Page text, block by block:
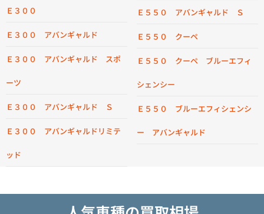
Ｅ３００
Ｅ３００ アバンギャルド
Ｅ３００ アバンギャルド スポ
ーツ
Ｅ３００ アバンギャルド Ｓ
Ｅ３００ アバンギャルドリミテ
ッド
Ｅ５５０ アバンギャルド Ｓ
Ｅ５５０ クーペ
Ｅ５５０ クーペ ブルーエフィ
シェンシー
Ｅ５５０ ブルーエフィシェンシ
ー アバンギャルド